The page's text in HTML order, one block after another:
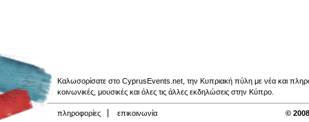
Καλωσορίσατε στο CyprusEvents.net, την Κυπριακή πύλη με νέα και
κοινωνικές, μουσικές και όλες τις άλλες εκδηλώσεις στην Κύπρο.
πληροφορίες επικοινωνία ©